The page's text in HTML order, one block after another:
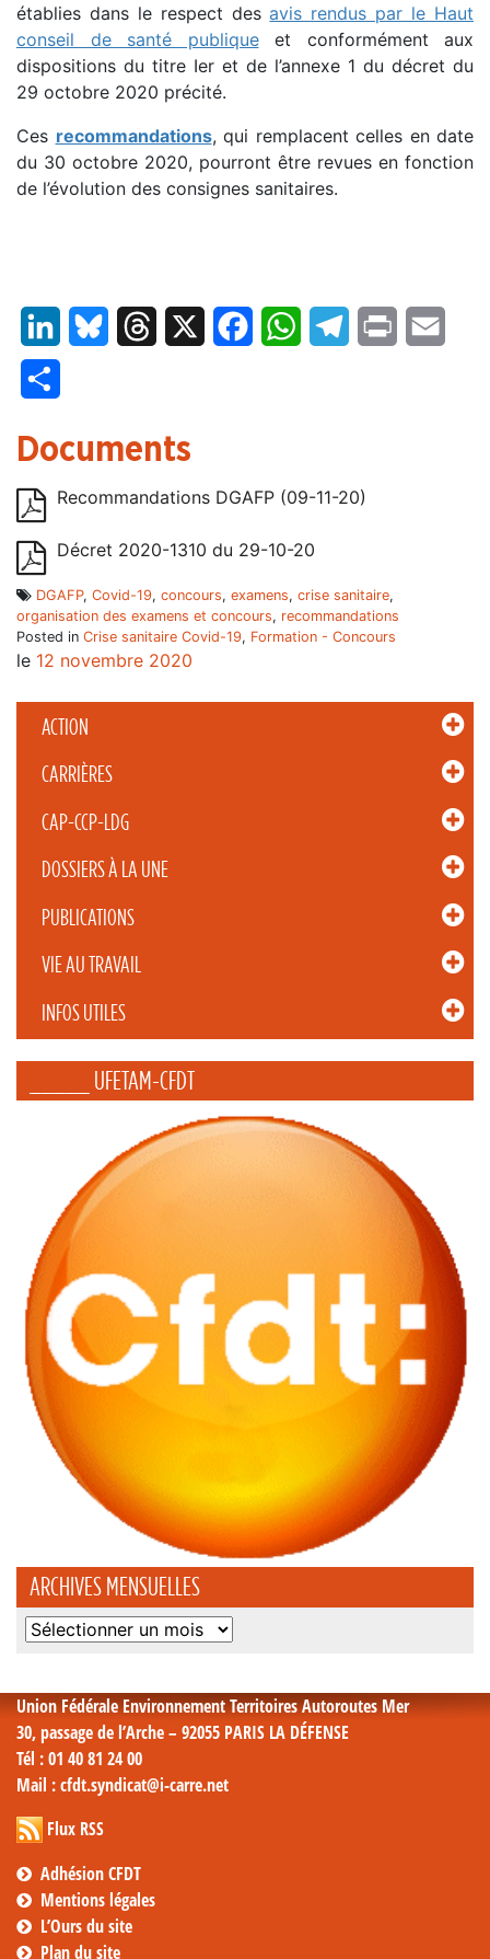
ACTION
CARRIÈRES
CAP-CCP-LDG
DOSSIERS À LA UNE
PUBLICATIONS
VIE AU TRAVAIL
INFOS UTILES
_____ UFETAM-CFDT
ARCHIVES MENSUELLES
Archives
établies dans le respect desavis rendus par le Haut
conseil de santé publiqueet conformément aux
dispositions du titre Ier et de l’annexe 1 du décret du
29 octobre 2020 précité.
Ces recommandations, qui remplacent celles en date
du 30 octobre 2020, pourront être revues en fonction
de l’évolution des consignes sanitaires.
LinkedInBluesky Threads FacebookWhatsAppTelegram
Print
Documents
Recommandations DGAFP (09-11-20)
Décret 2020-1310 du 29-10-20
DGAFP, Covid-19, concours, examens, crise sanitaire,
organisation des examens et concours, recommandations
Posted in Crise sanitaire Covid-19, Formation - Concours
le 12 novembre 2020
Union Fédérale Environnement Territoires Autoroutes Mer
30, passage de l’Arche – 92055 PARIS LA DÉFENSE
Tél : 01 40 81 24 00
Mail : cfdt.syndicat@i-carre.net
Flux RSS
Adhésion CFDT
Mentions légales
L’Ours du site
Plan du site